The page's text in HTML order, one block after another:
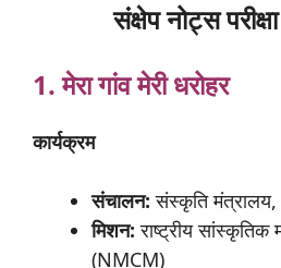
संक्षेप नोट्स
1. मेरागांवमेरी धरोहर
कार्यक्रम
संचालन: संस्कृति मंत्रालय,
मिशन: राष्ट्रीय सांस्कृतिक
(NMCM)